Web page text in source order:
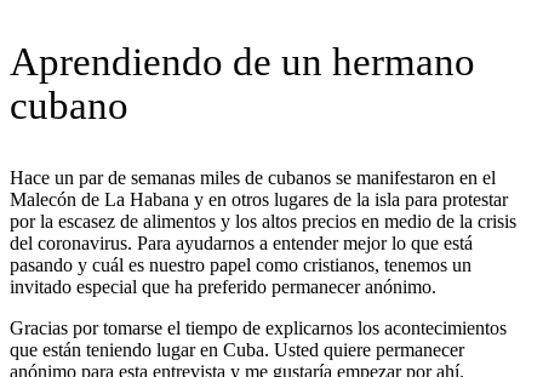
Aprendiendo de un hermano
cubano
Hace un par de semanas miles de cubanos se manifestaron en el
Malecón de La Habana y en otros lugares de la isla para protestar
por la escasez de alimentos y los altos precios en medio de la crisis
del coronavirus. Para ayudarnos a entender mejor lo que está
pasando y cuál es nuestro papel como cristianos, tenemos un
invitado especial que ha preferido permanecer anónimo.
Gracias por tomarse el tiempo de explicarnos los acontecimientos
que están teniendo lugar en Cuba. Usted quiere permanecer
anónimo para esta entrevista y me gustaría empezar por ahí.